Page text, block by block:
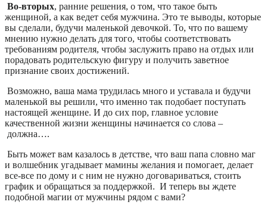
Во-вторых, ранние решения, о том, что такое быть
женщиной, а как ведет себя мужчина. Это те выводы, которые
вы сделали, будучи маленькой девочкой. То, что по вашему
мнению нужно делать для того, чтобы соответствовать
требованиям родителя, чтобы заслужить право на отдых или
порадовать родительскую фигуру и получить заветное
признание своих достижений.
Возможно, ваша мама трудилась много и уставала и будучи
маленькой вы решили, что именно так подобает поступать
настоящей женщине. И до сих пор, главное условие
качественной жизни женщины начинается со слова –
должна….
Быть может вам казалось в детстве, что ваш папа словно маг
и волшебник угадывает мамины желания и помогает, делает
все-все по дому и с ним не нужно договариваться, стоить
график и обращаться за поддержкой. И теперь вы ждете
подобной магии от мужчины рядом с вами?